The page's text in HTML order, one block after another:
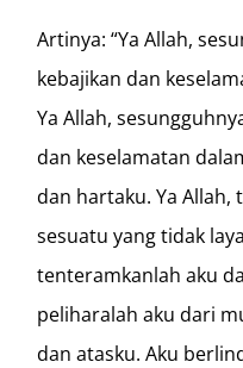
Artinya: “Ya Allah,
kebajikan dan
Ya Allah,
dan keselamatan
dan hartaku. Ya
sesuatu yang tidak
tenteramkanlah aku
peliharalah aku dari
dan atasku. Aku